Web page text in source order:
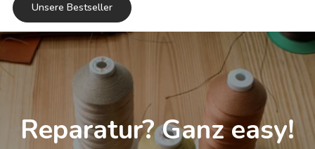
Unsere Bestseller
Reparatur? Ganz easy!